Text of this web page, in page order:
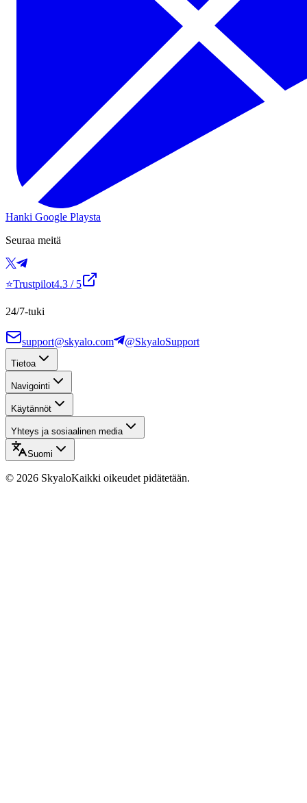
Hanki Google Playsta
Seuraa meitä
⭐Trustpilot4.3 / 5
24/7-tuki
support@skyalo.com @SkyaloSupport
Tietoa
Navigointi
Käytännöt
Yhteys ja sosiaalinen media
Suomi
© 2026 SkyaloKaikki oikeudet pidätetään.